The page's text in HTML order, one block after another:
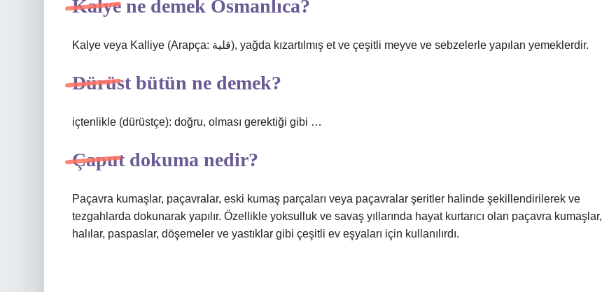
Kalye ne demek Osmanlıca?
Kalye veya Kalliye (Arapça: قلية), yağda kızartılmış et ve çeşitli meyve ve sebzelerle yapılan yemeklerdir.
Dürüst bütün ne demek?
içtenlikle (dürüstçe): doğru, olması gerektiği gibi …
Çaput dokuma nedir?
Paçavra kumaşlar, paçavralar, eski kumaş parçaları veya paçavralar şeritler halinde şekillendirilerek ve
tezgahlarda dokunarak yapılır. Özellikle yoksulluk ve savaş yıllarında hayat kurtarıcı olan paçavra kumaşlar,
halılar, paspaslar, döşemeler ve yastıklar gibi çeşitli ev eşyaları için kullanılırdı.